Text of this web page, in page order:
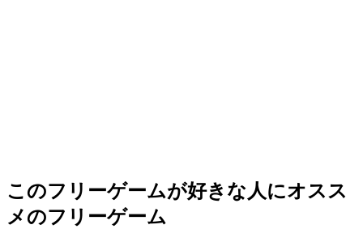
このフリーゲームが好きな人にオスス
メのフリーゲーム